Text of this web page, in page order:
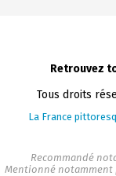
Retrouvez
Tous droits
La France
Recommandé
Mentionné notamment